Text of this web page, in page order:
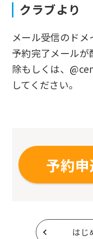
クラブより
メール受信のド
予約完了メール
除もしくは、
してください。
予約
はじ